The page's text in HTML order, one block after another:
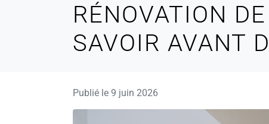
RÉNOVATION
SAVOIR AVANT
Publié le 9 juin 2026